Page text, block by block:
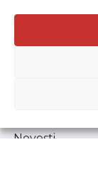
Agencija za
Donje Svetice
Prenošenje
Novosti